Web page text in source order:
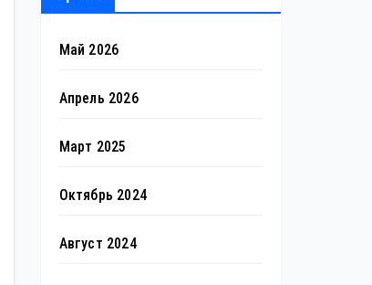
Май 2026
Апрель 2026
Март 2025
Октябрь 2024
Август 2024